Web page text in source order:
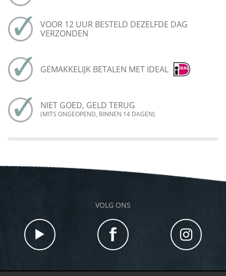
VOOR 12 UUR BESTELD DEZELFDE DAG
VERZONDEN
GEMAKKELIJK BETALEN MET IDEAL
NIET GOED, GELD TERUG
(MITS ONGEOPEND, BINNEN 14 DAGEN)
VOLG ONS